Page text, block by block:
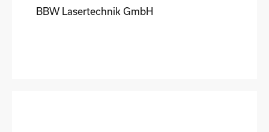
BBW Lasertechnik GmbH